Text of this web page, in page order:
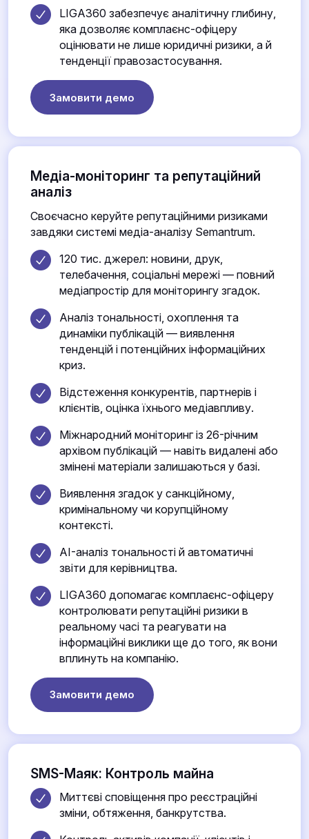
LIGA360 забезпечує аналітичну глибину,
яка дозволяє комплаєнс-офіцеру
оцінювати не лише юридичні ризики, а й
тенденції правозастосування.
Замовити демо
Медіа-моніторинг та репутаційний
аналіз
Своєчасно керуйте репутаційними ризиками
завдяки системі медіа-аналізу Semantrum.
120 тис. джерел: новини, друк,
телебачення, соціальні мережі — повний
медіапростір для моніторингу згадок.
Аналіз тональності, охоплення та
динаміки публікацій — виявлення
тенденцій і потенційних інформаційних
криз.
Відстеження конкурентів, партнерів і
клієнтів, оцінка їхнього медіавпливу.
Міжнародний моніторинг із 26-річним
архівом публікацій — навіть видалені або
змінені матеріали залишаються у базі.
Виявлення згадок у санкційному,
кримінальному чи корупційному
контексті.
AI-аналіз тональності й автоматичні
звіти для керівництва.
LIGA360 допомагає комплаєнс-офіцеру
контролювати репутаційні ризики в
реальному часі та реагувати на
інформаційні виклики ще до того, як вони
вплинуть на компанію.
Замовити демо
SMS-Маяк: Контроль майна
Миттєві сповіщення про реєстраційні
зміни, обтяження, банкрутства.